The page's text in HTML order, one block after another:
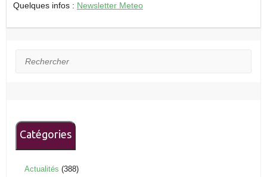
Quelques infos : Newsletter Meteo
Rechercher
Catégories
Actualités (388)